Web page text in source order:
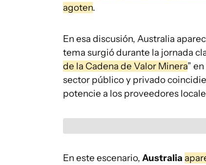
agoten.
En esa discusión, Australia
tema surgió durante la jornada
de la Cadena de Valor Minera”
sector público y privado
potencie a los proveedores
En este escenario, Australia